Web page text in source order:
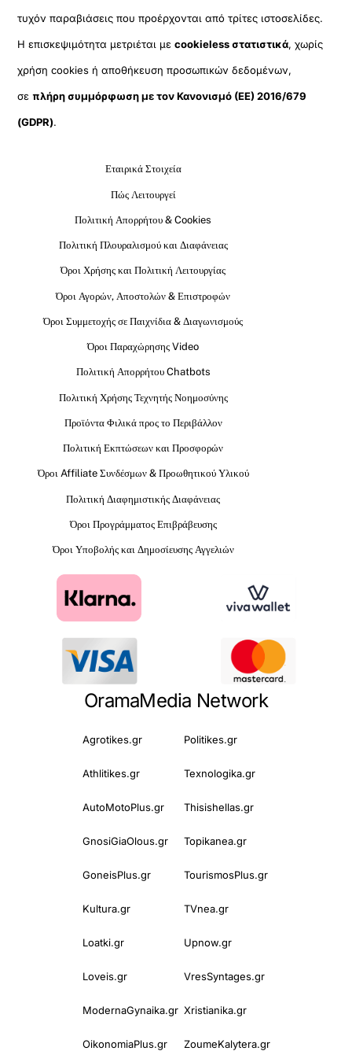
τυχόν παραβιάσεις που προέρχονται από τρίτες ιστοσελίδες.
Η επισκεψιμότητα μετριέται μεcookieless στατιστικά, χωρίς
χρήση cookies ή αποθήκευση προσωπικών δεδομένων,
σεπλήρη συμμόρφωση με τον Κανονισμό (ΕΕ) 2016/679
(GDPR).
Εταιρικά Στοιχεία
Πώς Λειτουργεί
Πολιτική Απορρήτου & Cookies
Πολιτική Πλουραλισμού και Διαφάνειας
Όροι Χρήσης και Πολιτική Λειτουργίας
Όροι Αγορών, Αποστολών & Επιστροφών
Όροι Συμμετοχής σε Παιχνίδια & Διαγωνισμούς
Όροι Παραχώρησης Video
Πολιτική Απορρήτου Chatbots
Πολιτική Χρήσης Τεχνητής Νοημοσύνης
Προϊόντα Φιλικά προς το Περιβάλλον
Πολιτική Εκπτώσεων και Προσφορών
Όροι Affiliate Συνδέσμων & Προωθητικού Υλικού
Πολιτική Διαφημιστικής Διαφάνειας
Όροι Προγράμματος Επιβράβευσης
Όροι Υποβολής και Δημοσίευσης Αγγελιών
OramaMedia Network
Agrotikes.gr Politikes.gr
Athlitikes.gr Texnologika.gr
AutoMotoPlus.gr Thisishellas.gr
GnosiGiaOlous.gr Topikanea.gr
GoneisPlus.gr TourismosPlus.gr
Kultura.gr TVnea.gr
Loatki.gr Upnow.gr
Loveis.gr VresSyntages.gr
ModernaGynaika.gr Xristianika.gr
OikonomiaPlus.gr ZoumeKalytera.gr